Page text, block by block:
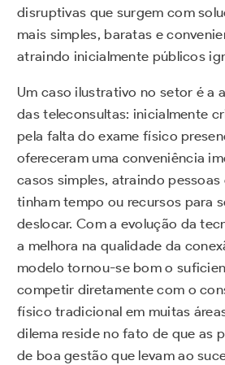
disruptivas que surgem com
mais simples, baratas e
atraindo inicialmente públicos
Um caso ilustrativo no setor é a
das teleconsultas: inicialmente
pela falta do exame físico
ofereceram uma conveniência
casos simples, atraindo pessoas
tinham tempo ou recursos para
deslocar. Com a evolução da
a melhora na qualidade da
modelo tornou-se bom o
competir diretamente com o
físico tradicional em muitas
dilema reside no fato de que as
de boa gestão que levam ao